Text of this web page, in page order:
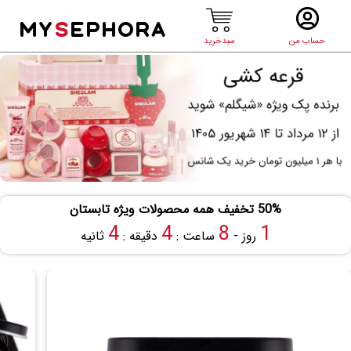
حساب من سبدخرید
MYSEPHORA
50% تخفیف همه محصولات ویژه تابستان
1 روز - 8 ساعت :4 دقیقه :3 ثانیه